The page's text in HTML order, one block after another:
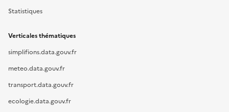
Statistiques
Verticales thématiques
simplifions.data.gouv.fr
meteo.data.gouv.fr
transport.data.gouv.fr
ecologie.data.gouv.fr